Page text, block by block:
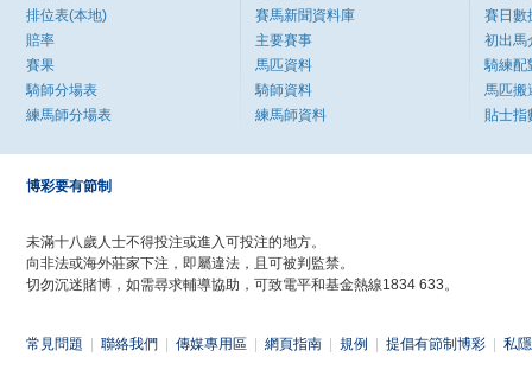
排位表(本地)
賠率
賽果
騎師分場表
練馬師分場表
賽馬新聞資料庫
主要賽事
馬匹資料
騎師資料
練馬師資料
賽日數
初出馬
騎練配
馬匹搬
貼士指
博彩要有節制
未滿十八歲人士不得投注或進入可投注的地方。
向非法或海外莊家下注，即屬違法，且可被判監禁。
切勿沉迷賭博，如需尋求輔導協助，可致電平和基金熱線1834 633。
常見問題 聯絡我們 傳媒專用區 網頁指南 規例 提倡有節制博彩 私